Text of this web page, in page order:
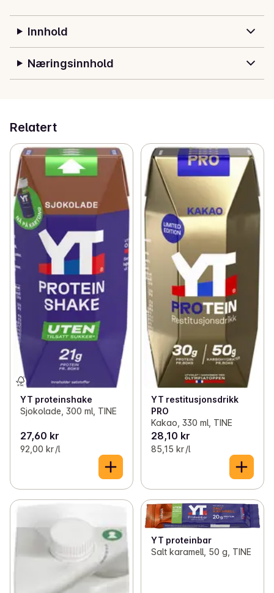
Som del av et variert og balansert kosthold og sunn
livsstil bidrar protein til å opprettholde normal
beinbygning samt vekst og vedlikehold av
muskelmasse.
Innhold
Næringsinnhold
Relatert
YT proteinshake
Sjokolade, 300 ml, TINE
27,60 kr
92,00 kr /l
YT restitusjonsdrikk
PRO
Kakao, 330 ml, TINE
28,10 kr
85,15 kr /l
YT proteinbar
Salt karamell, 50 g, TINE